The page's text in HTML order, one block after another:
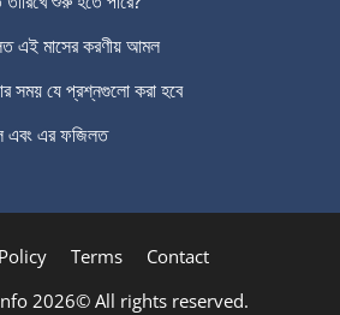
এই মাসের করণীয় আমল
সময় যে প্রশ্নগুলো করা হবে
এবং এর ফজিলত
Terms
Contact
2026© All rights reserved.